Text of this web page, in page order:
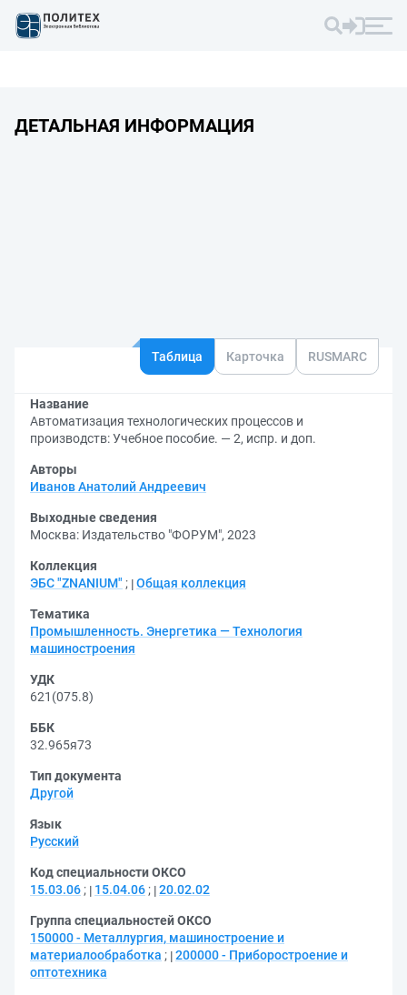
ДЕТАЛЬНАЯ ИНФОРМАЦИЯ
Таблица Карточка RUSMARC
Название
Автоматизация технологических процессов и
производств: Учебное пособие. — 2, испр. и доп.
Авторы
Иванов Анатолий Андреевич
Выходные сведения
Москва: Издательство "ФОРУМ", 2023
Коллекция
ЭБС "ZNANIUM" ; Общая коллекция
Тематика
Промышленность. Энергетика — Технология
машиностроения
УДК
621(075.8)
ББК
32.965я73
Тип документа
Другой
Язык
Русский
Код специальности ОКСО
15.03.06 ; 15.04.06 ; 20.02.02
Группа специальностей ОКСО
150000 - Металлургия, машиностроение и
материалообработка ; 200000 - Приборостроение и
оптотехника